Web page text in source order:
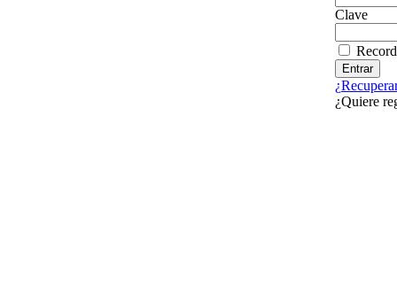
Clave
¿Quiere